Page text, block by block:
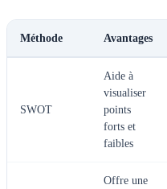
Méthode Avantages
SWOT
Aide à
visualiser
points
forts et
faibles
Offre une